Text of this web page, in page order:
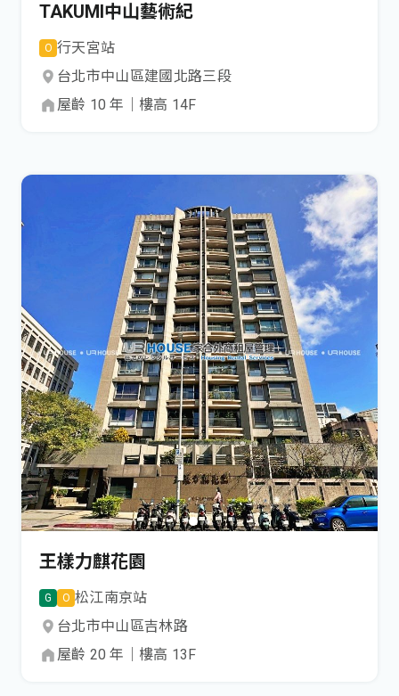
TAKUMI中山藝術紀
O 行天宮站
台北市中山區建國北路三段
屋齡 10 年 樓高 14F
王樣力麒花園
G O 松江南京站
台北市中山區吉林路
屋齡 20 年 樓高 13 F